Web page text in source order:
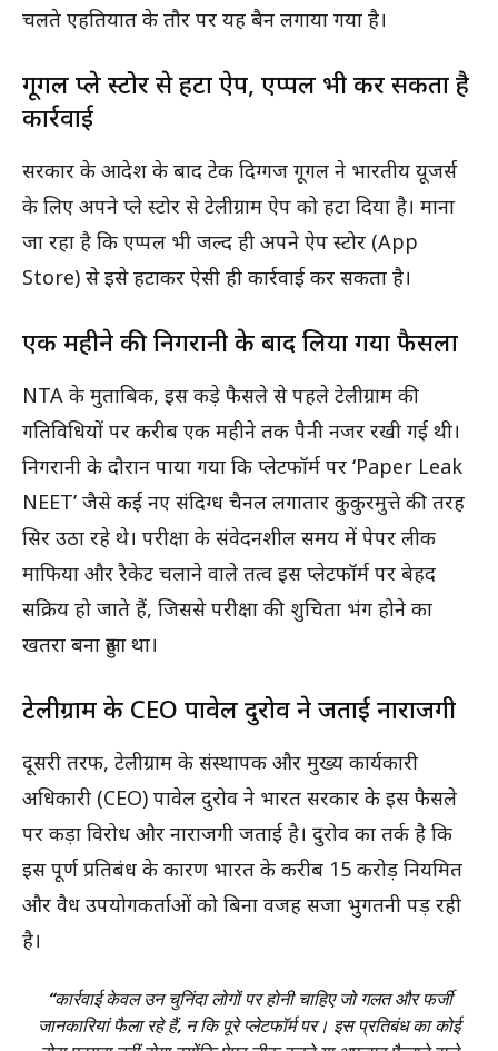
चलते एहतियात के तौर पर यह बैन लगाया गया है।
गूगल प्ले स्टोर से हटा ऐप, एप्पल भी कर सकता है
कार्रवाई
सरकार के आदेश के बाद टेक दिग्गज गूगल ने भारतीय यूजर्स
के लिए अपने प्ले स्टोर से टेलीग्राम ऐप को हटा दिया है। माना
जा रहा है कि एप्पल भी जल्द ही अपने ऐप स्टोर (App
Store) से इसे हटाकर ऐसी ही कार्रवाई कर सकता है।
एक महीने की निगरानी के बाद लिया गया फैसला
NTA के मुताबिक, इस कड़े फैसले से पहले टेलीग्राम की
गतिविधियों पर करीब एक महीने तक पैनी नजर रखी गई थी।
निगरानी के दौरान पाया गया कि प्लेटफॉर्म पर ‘Paper Leak
NEET’ जैसे कई नए संदिग्ध चैनल लगातार कुकुरमुत्ते की तरह
सिर उठा रहे थे। परीक्षा के संवेदनशील समय में पेपर लीक
माफिया और रैकेट चलाने वाले तत्व इस प्लेटफॉर्म पर बेहद
सक्रिय हो जाते हैं, जिससे परीक्षा की शुचिता भंग होने का
खतरा बना हुआ था।
टेलीग्राम के CEO पावेल दुरोव ने जताई नाराजगी
दूसरी तरफ, टेलीग्राम के संस्थापक और मुख्य कार्यकारी
अधिकारी (CEO) पावेल दुरोव ने भारत सरकार के इस फैसले
पर कड़ा विरोध और नाराजगी जताई है। दुरोव का तर्क है कि
इस पूर्ण प्रतिबंध के कारण भारत के करीब 15 करोड़ नियमित
और वैध उपयोगकर्ताओं को बिना वजह सजा भुगतनी पड़ रही
है।
“कार्रवाई केवल उन चुनिंदा लोगों पर होनी चाहिए जो गलत और फर्जी
जानकारियां फैला रहे हैं, न कि पूरे प्लेटफॉर्म पर। इस प्रतिबंध का कोई